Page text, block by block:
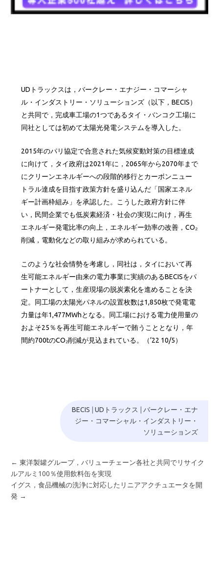
UDトラックスは，バークレー・エナジー・コマーシャ
ル・インダストリー・ソリューションズ（以下，BECIS）
と共同で，完成車工場の1つであるタイ・バンコク工場に
同社としては初めて太陽光発電システムを導入した。
2015年のパリ協定で合意された気候変動対策の目標達成
に向けて，タイ政府は2021年に，2065年から2070年まで
にクリーンエネルギーへの段階的移行とカーボンニュー
トラル達成を目指す政策方針を盛り込んだ「国家エネル
ギー計画枠組み」を承認した。こうした政府方針に伴
い，民間企業でも低炭素経済・社会の実現に向け，再生
エネルギー発電比率の向上，エネルギー効率の改善，CO₂
削減，電動化などの取り組みが求められている。
このような社会情勢を考慮し，同社は，タイにおいて再
生可能エネルギー由来の電力事業に実績のあるBECISをパ
ートナーとして，生産現場の脱炭素化を進めることを決
定。同工場の太陽光パネルの設置枚数は1,850枚で発電電
力量は年1,477MWhとなる。同工場における電力使用量の
およそ25％を再生可能エネルギーで賄うこととなり，年
間約700tのCO₂削減が見込まれている。（’22 10/5）
BECIS | UDトラックス | バークレー・エナ
ジー・コマーシャル・インダストリー・
ソリューションズ
←東洋製罐グループ，バリューチェーン各社と共同でリサイク
ルアルミ100％使用飲料缶を実現
イグス，食品機械の洗浄に対応したリニアアクチュエータを開
発 →